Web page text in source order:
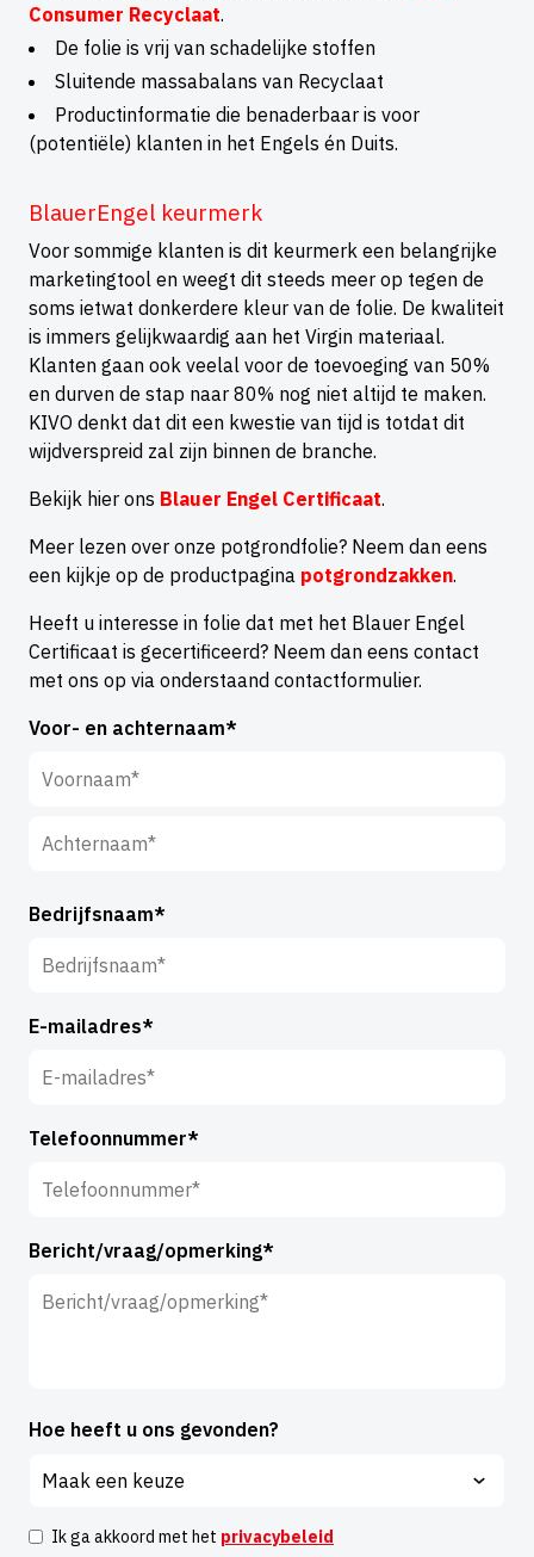
Consumer Recyclaat.
De folie is vrij van schadelijke stoffen
Sluitende massabalans van Recyclaat
Productinformatie die benaderbaar is voor
(potentiële) klanten in het Engels én Duits.
BlauerEngel keurmerk
Voor sommige klanten is dit keurmerk een belangrijke
marketingtool en weegt dit steeds meer op tegen de
soms ietwat donkerdere kleur van de folie. De kwaliteit
is immers gelijkwaardig aan het Virgin materiaal.
Klanten gaan ook veelal voor de toevoeging van 50%
en durven de stap naar 80% nog niet altijd te maken.
KIVO denkt dat dit een kwestie van tijd is totdat dit
wijdverspreid zal zijn binnen de branche.
Bekijk hier ons Blauer Engel Certificaat.
Meer lezen over onze potgrondfolie? Neem dan eens
een kijkje op de productpagina potgrondzakken.
Heeft u interesse in folie dat met het Blauer Engel
Certificaat is gecertificeerd? Neem dan eens contact
met ons op via onderstaand contactformulier.
Voor- en achternaam*
r
m
c
r
m
Bedrijfsnaam*
E-mailadres*
Telefoonnummer*
Bericht/vraag/opmerking*
Hoe heeft u ons gevonden?
I Ik ga akkoord met het privacybeleid